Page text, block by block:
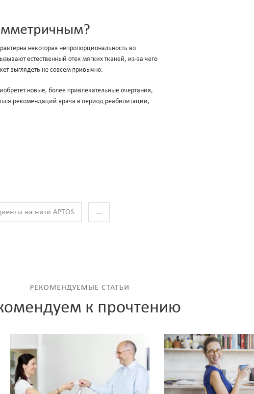
некоторая непропорциональность во
естественный отек мягких тканей, из-за чего
выглядеть не совсем привычно.
новые, более привлекательные очертания,
рекомендаций врача в период реабилитации,
на нити APTOS ...
РЕКОМЕНДУЕМЫЕ СТАТЬИ
к прочтению